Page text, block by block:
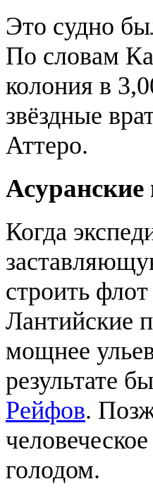
Это судно
По словам
колония в
звёздные
Аттеро.
Когда
строить
Лантийские
мощнее
результате
Рейфов.
голодом.